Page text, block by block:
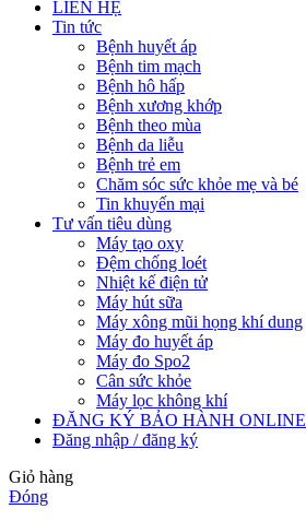
LIÊN HỆ
Tin tức
Bệnh huyết áp
Bệnh tim mạch
Bệnh hô hấp
Bệnh xương khớp
Bệnh theo mùa
Bệnh da liễu
Bệnh trẻ em
Chăm sóc sức khỏe mẹ và bé
Tin khuyến mại
Tư vấn tiêu dùng
Máy tạo oxy
Đệm chống loét
Nhiệt kế điện tử
Máy hút sữa
Máy xông mũi họng khí dung
Máy đo huyết áp
Máy đo Spo2
Cân sức khỏe
Máy lọc không khí
ĐĂNG KÝ BẢO HÀNH ONLINE
Đăng nhập / đăng ký
Giỏ hàng
Đóng